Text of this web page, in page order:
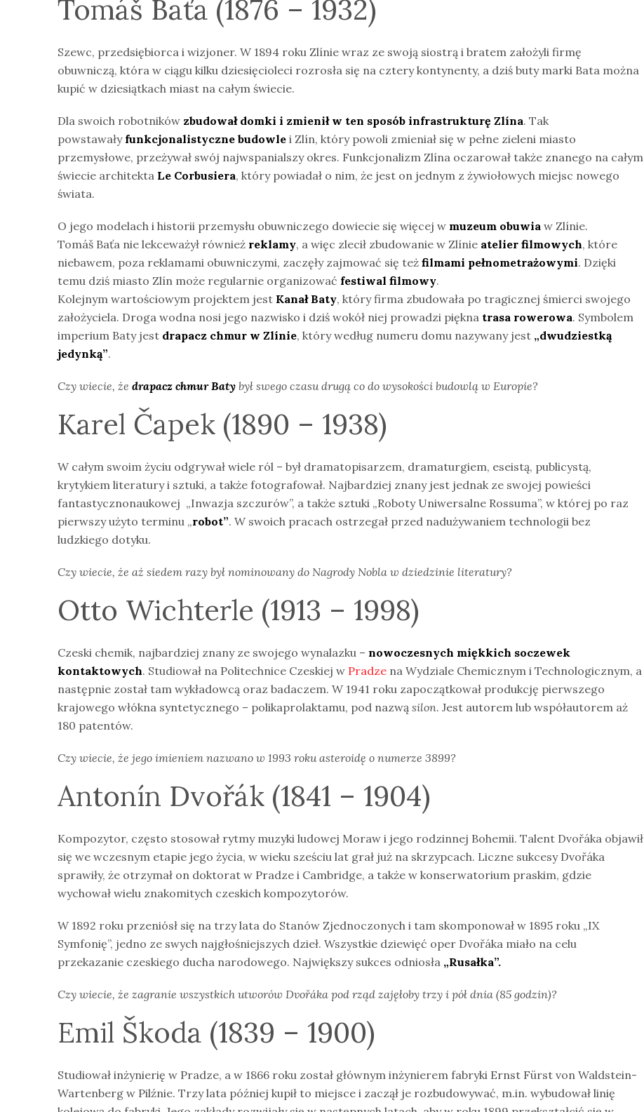
Tomáš Baťa (1876 – 1932)
Szewc, przedsiębiorca i wizjoner. W 1894 roku Zlínie wraz ze swoją siostrą i bratem założyli firmę
obuwniczą, która w ciągu kilku dziesięcioleci rozrosła się na cztery kontynenty, a dziś buty marki Bata można
kupić w dziesiątkach miast na całym świecie.
Dla swoich robotników zbudował domki i zmienił w ten sposób infrastrukturę Zlína. Tak
powstawały funkcjonalistyczne budowle i Zlín, który powoli zmieniał się w pełne zieleni miasto
przemysłowe, przeżywał swój najwspanialszy okres. Funkcjonalizm Zlína oczarował także znanego na całym
świecie architekta Le Corbusiera, który powiadał o nim, że jest on jednym z żywiołowych miejsc nowego
świata.
O jego modelach i historii przemysłu obuwniczego dowiecie się więcej w muzeum obuwia w Zlínie.
Tomáš Baťa nie lekceważył również reklamy, a więc zlecił zbudowanie w Zlínie atelier filmowych, które
niebawem, poza reklamami obuwniczymi, zaczęły zajmować się też filmami pełnometrażowymi. Dzięki
temu dziś miasto Zlín może regularnie organizować festiwal filmowy.
Kolejnym wartościowym projektem jest Kanał Baty, który firma zbudowała po tragicznej śmierci swojego
założyciela. Droga wodna nosi jego nazwisko i dziś wokół niej prowadzi piękna trasa rowerowa. Symbolem
imperium Baty jest drapacz chmur w Zlínie, który według numeru domu nazywany jest „dwudziestką
jedynką”.
Czy wiecie, że drapacz chmur Baty był swego czasu drugą co do wysokości budowlą w Europie?
Karel Čapek (1890 – 1938)
W całym swoim życiu odgrywał wiele ról – był dramatopisarzem, dramaturgiem, eseistą, publicystą,
krytykiem literatury i sztuki, a także fotografował. Najbardziej znany jest jednak ze swojej powieści
fantastycznonaukowej „Inwazja szczurów”, a także sztuki „Roboty Uniwersalne Rossuma”, w której po raz
pierwszy użyto terminu „robot”. W swoich pracach ostrzegał przed nadużywaniem technologii bez
ludzkiego dotyku.
Czy wiecie, że aż siedem razy był nominowany do Nagrody Nobla w dziedzinie literatury?
Otto Wichterle (1913 – 1998)
Czeski chemik, najbardziej znany ze swojego wynalazku – nowoczesnych miękkich soczewek
kontaktowych. Studiował na Politechnice Czeskiej w Pradze na Wydziale Chemicznym i Technologicznym, a
następnie został tam wykładowcą oraz badaczem. W 1941 roku zapoczątkował produkcję pierwszego
krajowego włókna syntetycznego – polikaprolaktamu, pod nazwą silon. Jest autorem lub współautorem aż
180 patentów.
Czy wiecie, że jego imieniem nazwano w 1993 roku asteroidę o numerze 3899?
Antonín Dvořák (1841 – 1904)
Kompozytor, często stosował rytmy muzyki ludowej Moraw i jego rodzinnej Bohemii. Talent Dvořáka objawił
się we wczesnym etapie jego życia, w wieku sześciu lat grał już na skrzypcach. Liczne sukcesy Dvořáka
sprawiły, że otrzymał on doktorat w Pradze i Cambridge, a także w konserwatorium praskim, gdzie
wychował wielu znakomitych czeskich kompozytorów.
W 1892 roku przeniósł się na trzy lata do Stanów Zjednoczonych i tam skomponował w 1895 roku „IX
Symfonię”, jedno ze swych najgłośniejszych dzieł. Wszystkie dziewięć oper Dvořáka miało na celu
przekazanie czeskiego ducha narodowego. Największy sukces odniosła „Rusałka”.
Czy wiecie, że zagranie wszystkich utworów Dvořáka pod rząd zajęłoby trzy i pół dnia (85 godzin)?
Emil Škoda (1839 – 1900)
Studiował inżynierię w Pradze, a w 1866 roku został głównym inżynierem fabryki Ernst Fürst von Waldstein-
Wartenberg w Pilźnie. Trzy lata później kupił to miejsce i zaczął je rozbudowywać, m.in. wybudował linię